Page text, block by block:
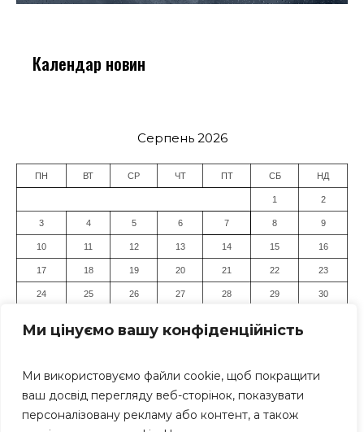
Ми цінуємо вашу конфіденційність
Ми використовуємо файли cookie, щоб покращити
ваш досвід перегляду веб-сторінок, показувати
персоналізовану рекламу або контент, а також
Календар новин
Серпень 2026
ПН ВТ СР ЧТ ПТ СБ НД
1 2
3 4 5 6 7 8 9
10 11 12 13 14 15 16
17 18 19 20 21 22 23
24 25 26 27 28 29 30